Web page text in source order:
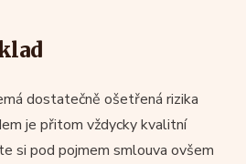
dostatečně ošetřená rizika
je přitom vždycky kvalitní
si pod pojmem smlouva ovšem